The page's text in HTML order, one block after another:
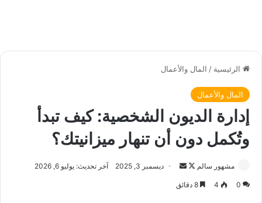
الرئيسية / المال والأعمال
المال والأعمال
إدارة الديون الشخصية: كيف تبدأ
وتُكمل دون أن تنهار ميزانيتك؟
مشهور سالم
ت
ا
ديسمبر 3, 2025 آخر تحديث: يوليو 6, 2026
0
4